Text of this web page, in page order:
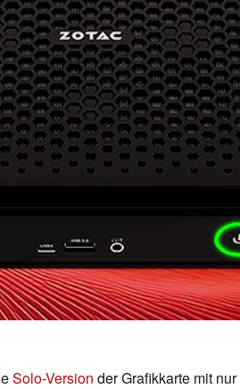
Solo-Version der Grafikkarte mit